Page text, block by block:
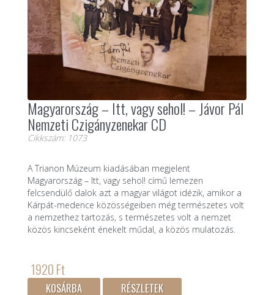
Magyarország – Itt, vagy sehol! – Jávor Pál
Nemzeti Czigányzenekar CD
Cikkszám: 1073
A Trianon Múzeum kiadásában megjelent
Magyarország – Itt, vagy sehol! című lemezen
felcsendülő dalok azt a magyar világot idézik, amikor a
Kárpát-medence közösségeiben még természetes volt
a nemzethez tartozás, s természetes volt a nemzet
közös kincseként énekelt műdal, a közös mulatozás.
1920 Ft
KOSÁRBA RÉSZLETEK